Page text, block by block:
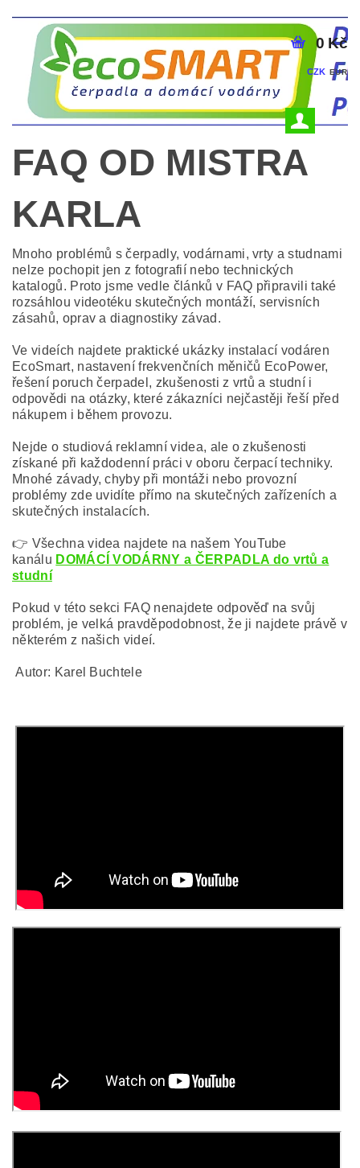
CZK EUR
0 Kč
FAQ OD MISTRA
KARLA
Mnoho problémů s čerpadly, vodárnami, vrty a studnami
nelze pochopit jen z fotografií nebo technických
katalogů. Proto jsme vedle článků v FAQ připravili také
rozsáhlou videotéku skutečných montáží, servisních
zásahů, oprav a diagnostiky závad.
Ve videích najdete praktické ukázky instalací vodáren
EcoSmart, nastavení frekvenčních měničů EcoPower,
řešení poruch čerpadel, zkušenosti z vrtů a studní i
odpovědi na otázky, které zákazníci nejčastěji řeší před
nákupem i během provozu.
Nejde o studiová reklamní videa, ale o zkušenosti
získané při každodenní práci v oboru čerpací techniky.
Mnohé závady, chyby při montáži nebo provozní
problémy zde uvidíte přímo na skutečných zařízeních a
skutečných instalacích.
👉 Všechna videa najdete na našem YouTube
kanálu DOMÁCÍ VODÁRNY a ČERPADLA do vrtů a
studní
Pokud v této sekci FAQ nenajdete odpověď na svůj
problém, je velká pravděpodobnost, že ji najdete právě v
některém z našich videí.
Autor: Karel Buchtele